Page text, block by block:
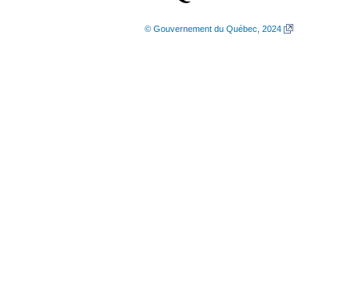
© Gouvernement du Québec, 2024